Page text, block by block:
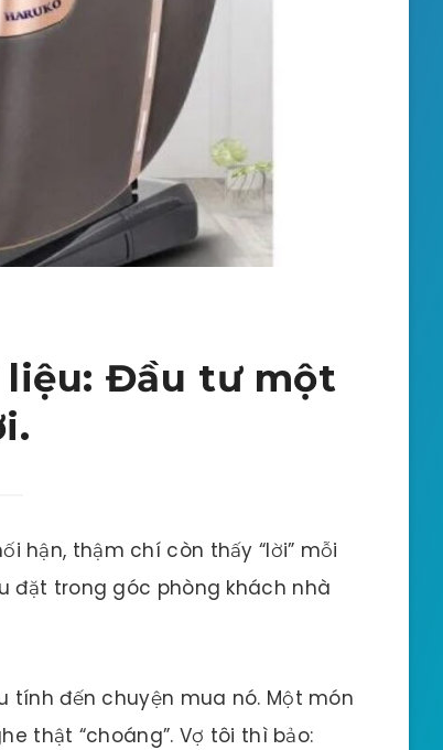
liệu: Đầu tư một
hận, thậm chí còn thấy “lời” mỗi
đặt trong góc phòng khách nhà
tính đến chuyện mua nó. Một món
thật “choáng”. Vợ tôi thì bảo: